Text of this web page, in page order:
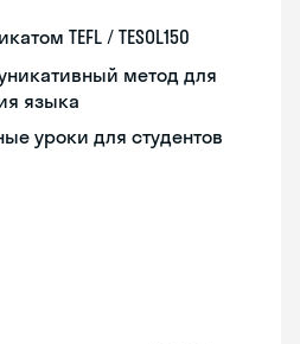
TEFL / TESOL150
метод для
языка
уроки для студентов